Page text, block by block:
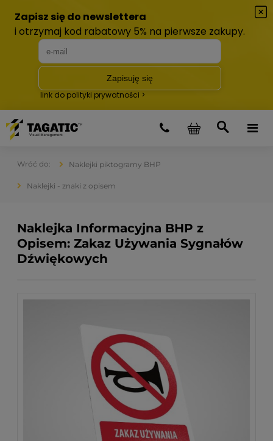
Naklejki piktogramy BHP
Naklejki - znaki z opisem
Naklejka Informacyjna BHP z
Opisem: Zakaz Używania Sygnałów
Dźwiękowych